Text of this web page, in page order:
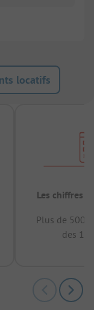
locatifs
Les chiffres
Plus de
des 12